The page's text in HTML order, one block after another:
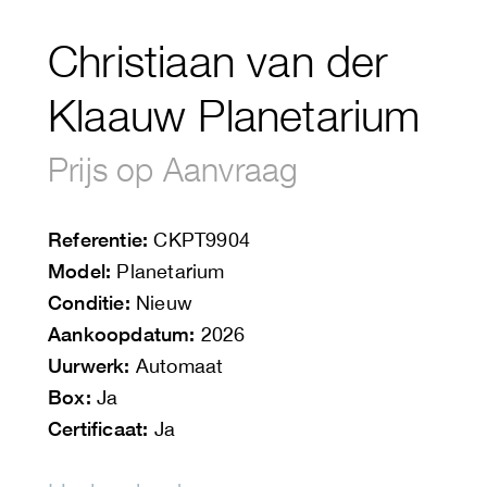
Christiaan van der
Klaauw Planetarium
Prijs op Aanvraag
Referentie: CKPT9904
Model: Planetarium
Conditie: Nieuw
Aankoopdatum: 2026
Uurwerk: Automaat
Box: Ja
Certificaat: Ja